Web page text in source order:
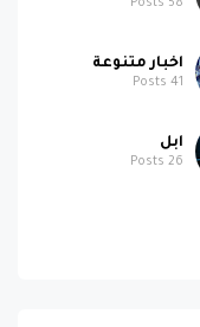
58
اخبار متنوعة
41
ابل
26